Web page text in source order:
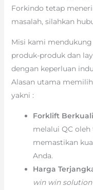
Forkindo tetap
masalah, silahkan
Misi kami
produk-produk dan
dengan keperluan
Alasan utama
yakni :
Forklift
melalui QC
memastikan
Anda.
Harga
win win solution